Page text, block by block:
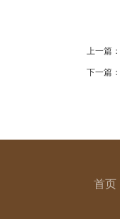
上一篇：
下一篇：
首页